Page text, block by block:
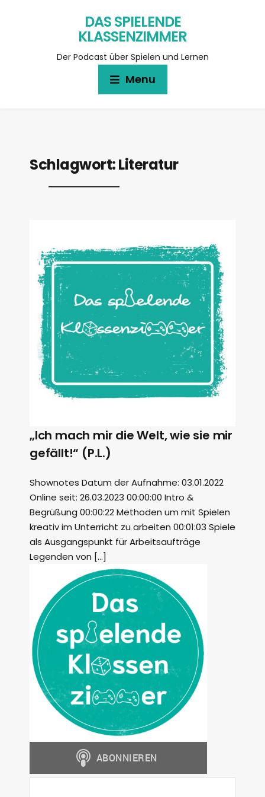
DAS SPIELENDE
KLASSENZIMMER
Der Podcast über Spielen und Lernen
Menu
Schlagwort:Literatur
„Ich mach mir die Welt, wie sie mir
gefällt!“ (P.L.)
Shownotes Datum der Aufnahme: 03.01.2022
Online seit: 26.03.2023 00:00:00 Intro &
Begrüßung 00:00:22 Methoden um mit Spielen
kreativ im Unterricht zu arbeiten 00:01:03 Spiele
als Ausgangspunkt für Arbeitsaufträge
Legenden von […]